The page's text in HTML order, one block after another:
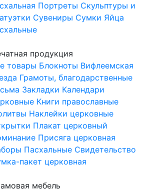
Портреты Скульптуры и
Сувениры Сумки Яйца
продукция
товары Блокноты Вифлеемская
Грамоты, благодарственные
Закладки Календари
Книги православные
Наклейки церковные
Плакат церковный
Присяга церковная
Пасхальные Свидетельство
пакет церковная
мебель